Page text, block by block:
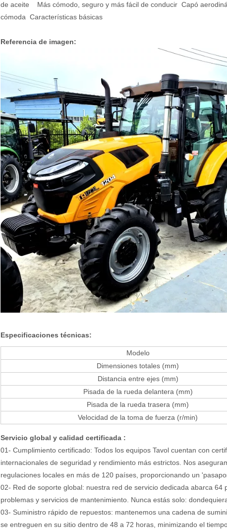
de aceite Más cómodo, seguro y más fácil de conducir Capó
cómoda Características básicas
Referencia de imagen:
Especificaciones técnicas:
Modelo
Dimensiones totales (mm)
Distancia entre ejes (mm)
Pisada de la rueda delantera (mm)
Pisada de la rueda trasera (mm)
Velocidad de la toma de fuerza (r/min)
Servicio global y calidad certificada :
01- Cumplimiento certificado: Todos los equipos Tavol cuentan con
internacionales de seguridad y rendimiento más estrictos. Nos
regulaciones locales en más de 120 países, proporcionando un
02- Red de soporte global: nuestra red de servicio dedicada abarca
problemas y servicios de mantenimiento. Nunca estás solo:
03- Suministro rápido de repuestos: mantenemos una cadena de
se entreguen en su sitio dentro de 48 a 72 horas, minimizando el